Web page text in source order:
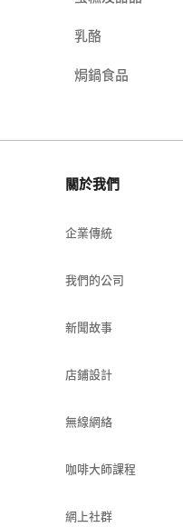
乳酪
焗鍋食品
關於我們
企業傳統
我們的公司
新聞故事
店鋪設計
無線網絡
咖啡大師課程
網上社群